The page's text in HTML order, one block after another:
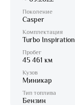
Поколение
Casper
Комплектация
Turbo Inspiration
Пробег
45 461 км
Кузов
Миникар
Тип топлива
Бензин